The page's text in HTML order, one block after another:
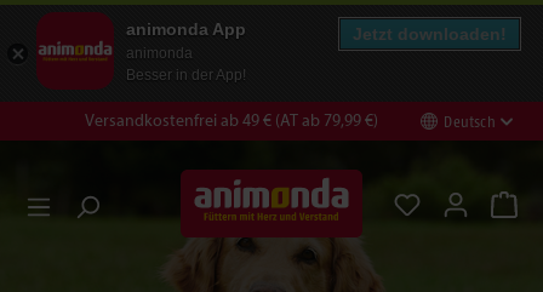
Zur Suche springen
Versandkostenfrei ab 49 € (AT ab 79,99 €) Deutsch
animonda App
animonda
Besser in der App!
Jetzt downloaden!